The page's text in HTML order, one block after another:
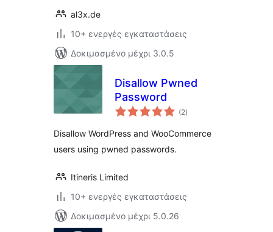
al3x.de
10+ ενεργές εγκαταστάσεις
Δοκιμασμένο μέχρι 3.0.5
Disallow Pwned
Password
(2αξιολογήσεις
σύνολο
)
Disallow WordPress and WooCommerce
users using pwned passwords.
Itineris Limited
10+ ενεργές εγκαταστάσεις
Δοκιμασμένο μέχρι 5.0.26